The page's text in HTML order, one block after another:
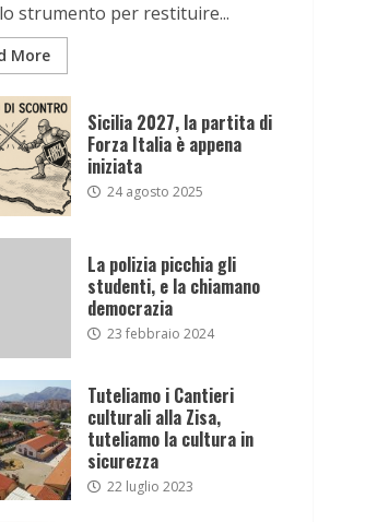
strumento per restituire...
More
Sicilia 2027, la partita di
Forza Italia è appena
iniziata
24 agosto 2025
La polizia picchia gli
studenti, e la chiamano
democrazia
23 febbraio 2024
Tuteliamo i Cantieri
culturali alla Zisa,
tuteliamo la cultura in
sicurezza
22 luglio 2023